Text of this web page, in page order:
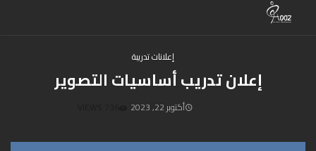
إعلانات تدريبة
إعلان تدريب أساسيات التصوير
أكتوبر 22, 2023